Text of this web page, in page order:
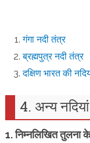
गंगा नदी तंत्र
ब्रह्मपुत्र नदी तंत्र
दक्षिण भारत की
4. अन्य नदियां
1. निम्नलिखित तुलना के